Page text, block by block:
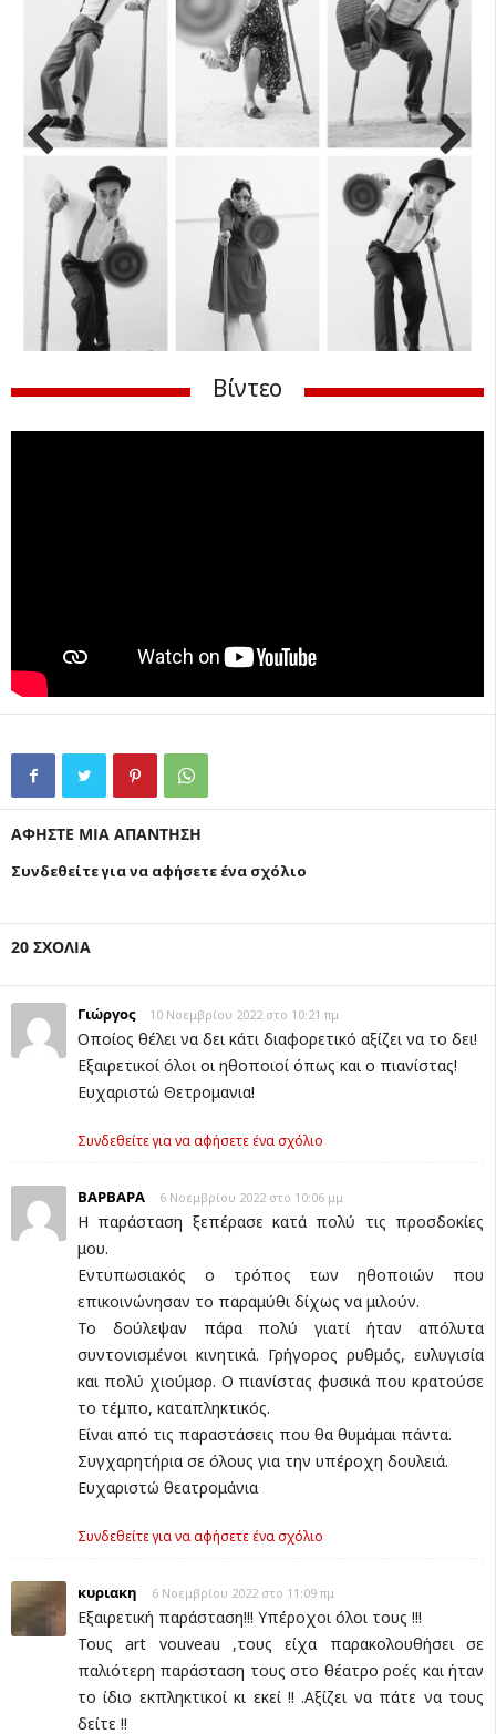
ous
Next
Βίντεο
20 ΣΧΟΛΙΑ
Γιώργος 10 Νοεμβρίου 2022 στο 10:21 πμ
Οποίος θέλει να δει κάτι διαφορετικό αξίζει να το δει!
Εξαιρετικοί όλοι οι ηθοποιοί όπως και ο πιανίστας!
Ευχαριστώ Θετρομανια!
Συνδεθείτε για να αφήσετε ένα σχόλιο
ΒΑΡΒΑΡΑ 6 Νοεμβρίου 2022 στο 10:06 μμ
Η παράσταση ξεπέρασε κατά πολύ τις προσδοκίες
μου.
Εντυπωσιακός ο τρόπος των ηθοποιών που
επικοινώνησαν το παραμύθι δίχως να μιλούν.
Το δούλεψαν πάρα πολύ γιατί ήταν απόλυτα
συντονισμένοι κινητικά. Γρήγορος ρυθμός, ευλυγισία
και πολύ χιούμορ. Ο πιανίστας φυσικά που κρατούσε
το τέμπο, καταπληκτικός.
Είναι από τις παραστάσεις που θα θυμάμαι πάντα.
Συγχαρητήρια σε όλους για την υπέροχη δουλειά.
Ευχαριστώ θεατρομάνια
Συνδεθείτε για να αφήσετε ένα σχόλιο
κυριακη 6 Νοεμβρίου 2022 στο 11:09 πμ
Εξαιρετική παράσταση!!! Υπέροχοι όλοι τους !!!
Τους art vouveau ,τους είχα παρακολουθήσει σε
παλιότερη παράσταση τους στο θέατρο ροές και ήταν
το ίδιο εκπληκτικοί κι εκεί !! .Αξίζει να πάτε να τους
δείτε !!
ΑΦΗΣΤΕ ΜΙΑ ΑΠΑΝΤΗΣΗ
Συνδεθείτε για να αφήσετε ένα σχόλιο